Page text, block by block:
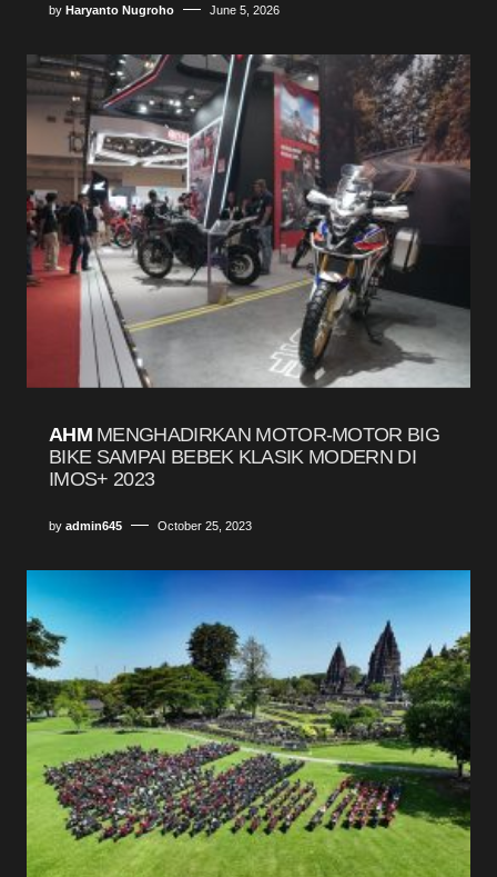
by Haryanto Nugroho June 5, 2026
AHM MENGHADIRKAN MOTOR-MOTOR BIG
BIKE SAMPAI BEBEK KLASIK MODERN DI
IMOS+ 2023
by admin645 October 25, 2023